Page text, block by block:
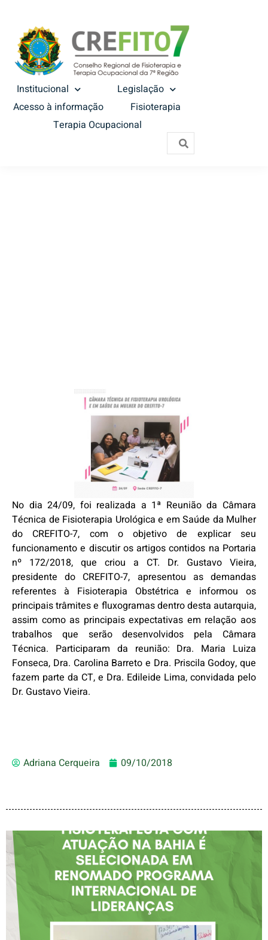
Institucional
Legislação
Acesso à informação
Fisioterapia
Terapia Ocupacional
No dia 24/09, foi realizada a 1ª Reunião da Câmara
Técnica de Fisioterapia Urológica e em Saúde da Mulher
do CREFITO-7, com o objetivo de explicar seu
funcionamento e discutir os artigos contidos na Portaria
nº 172/2018, que criou a CT. Dr. Gustavo Vieira,
presidente do CREFITO-7, apresentou as demandas
referentes à Fisioterapia Obstétrica e informou os
principais trâmites e fluxogramas dentro desta autarquia,
assim como as principais expectativas em relação aos
trabalhos que serão desenvolvidos pela Câmara
Técnica. Participaram da reunião: Dra. Maria Luiza
Fonseca, Dra. Carolina Barreto e Dra. Priscila Godoy, que
fazem parte da CT, e Dra. Edileide Lima, convidada pelo
Dr. Gustavo Vieira.
Adriana Cerqueira 09/10/2018
FISIOTERAPEUTA COM
ATUAÇÃO NA BAHIA É
SELECIONADA EM
RENOMADO PROGRAMA